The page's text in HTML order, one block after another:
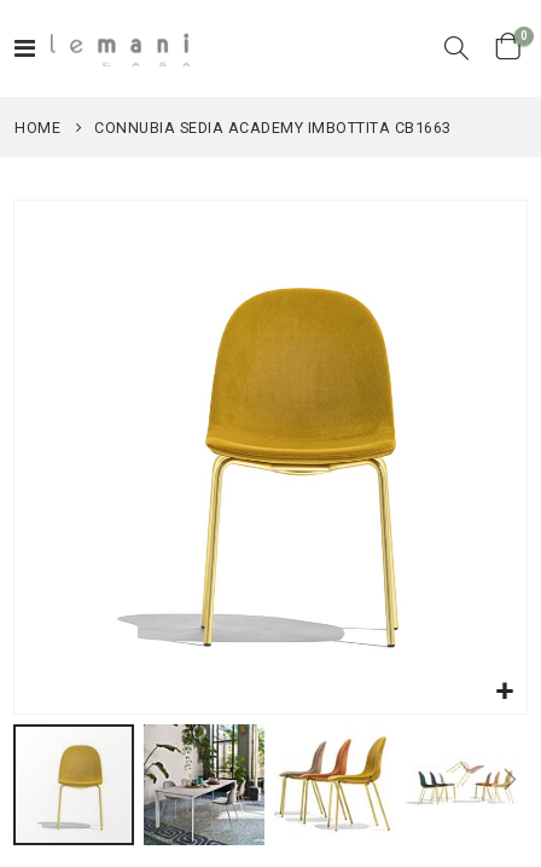
Toggle
Cart
0
HOME CONNUBIA SEDIA ACADEMY IMBOTTITA CB1663